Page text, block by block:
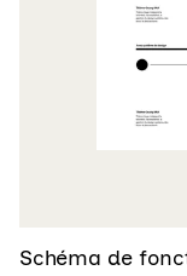
Schéma de